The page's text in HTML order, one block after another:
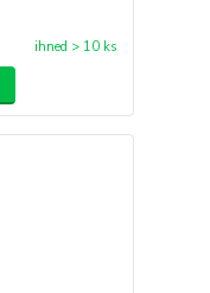
ihned > 10 ks